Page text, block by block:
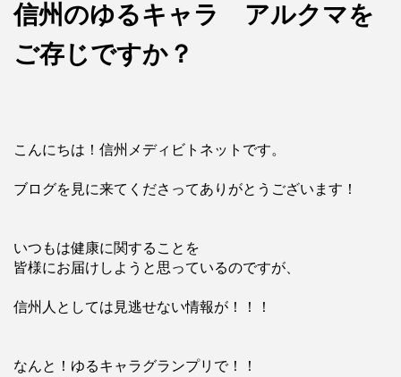
信州のゆるキャラ アルクマを
ご存じですか？
こんにちは！信州メディビトネットです。
ブログを見に来てくださってありがとうございます！
いつもは健康に関することを
皆様にお届けしようと思っているのですが、
信州人としては見逃せない情報が！！！
なんと！ゆるキャラグランプリで！！